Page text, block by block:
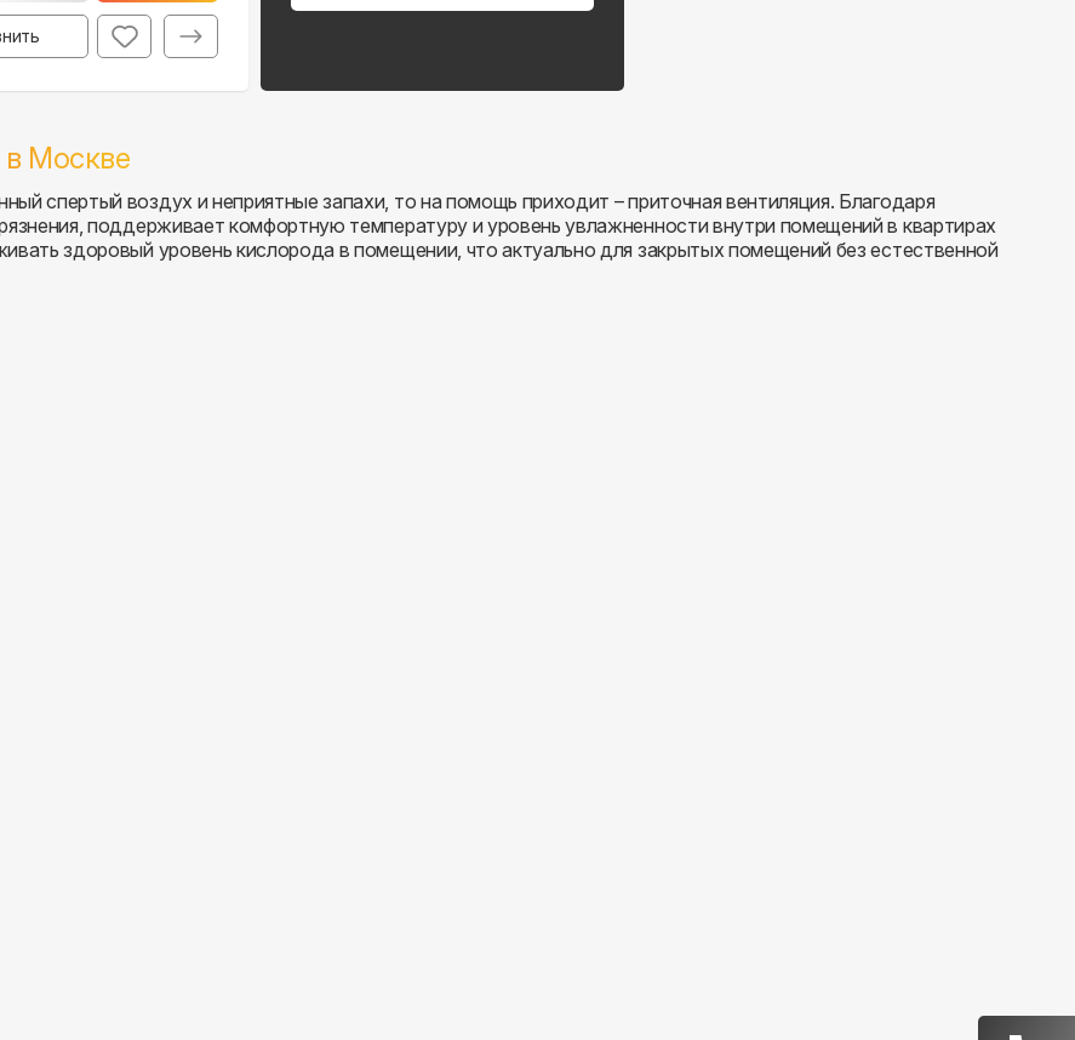
Москве
спертый воздух и неприятные запахи, то на помощь приходит – приточная вентиляция. Благодаря
поддерживает комфортную температуру и уровень увлажненности внутри помещений в квартирах
здоровый уровень кислорода в помещении, что актуально для закрытых помещений без естественной